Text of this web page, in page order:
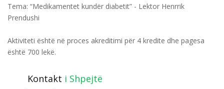
Tema: “Medikamentet kundër diabetit” - Lektor Henrrik
Prendushi
Aktiviteti është në proces akreditimi për 4 kredite dhe pagesa
është 700 lekë.
Kontakt i Shpejtë